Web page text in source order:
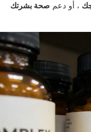
، أو دعم صحة بشرتك